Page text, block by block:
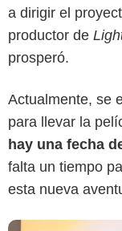
a dirigir el
productor de
prosperó.
Actualmente, se
para llevar la
hay una fecha
falta un tiempo
esta nueva